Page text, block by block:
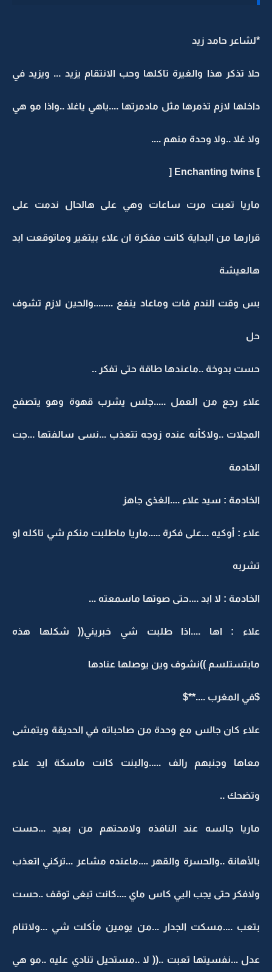
*لشاعر حامد زيد
حلا تذكر هذا والغيرة تاكلها وحب الانتقام يزيد ... ويزيد في
داخلها لازم تذمرها مثل مادمرتها ....ياهي ياغلا ..واذا مو هي
ولا غلا ..ولا وحدة منهم ....
] Enchanting twins [
ماريا تعبت مرت ساعات وهي على هالحال ندمت على
قرارها من البداية كانت مفكرة ان علاء بيتغير وماتوقعت ابد
هالعيشة
بس وقت الندم فات وماعاد ينفع ........والحين لازم تشوف
حل
حست بدوخة ..ماعندها طاقة حتى تفكر ..
علاء رجع من العمل .....جلس يشرب قهوة وهو يتصفح
المجلات ..ولاكأنه عنده زوجه تتعذب ...نسى سالفتها ...جت
الخادمة
الخادمة : سيد علاء ....الغذى جاهز
علاء : أوكيه ...على فكرة .....ماريا ماطلبت منكم شي تاكله او
تشربه
الخادمة : لا ابد ....حتى صوتها ماسمعته ...
علاء : اها ....اذا طلبت شي خبريني(( شكلها هذه
مابتستلسم ))نشوف وين يوصلها عنادها
$في المغرب ....**$
علاء كان جالس مع وحدة من صاحباته في الحديقة ويتمشى
معاها وجنبهم رالف .....والبنت كانت ماسكة ايد علاء
وتضحك ..
ماريا جالسه عند النافذه ولامحتهم من بعيد ...حست
بالأهانة ..والحسرة والقهر ....ماعنده مشاعر ...تركني اتعذب
ولافكر حتى يجب اليي كاس ماي ....كانت تبغى توقف ..حست
بتعب ....مسكت الجدار ...من يومين مأكلت شي ...ولاتنام
عدل ...نفسيتها تعبت ..(( لا ..مستحيل تنادي عليه ..مو هي